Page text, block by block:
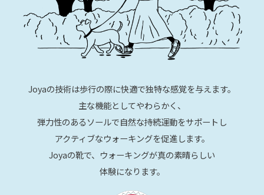
Joyaの技術は歩行の際に快適で独特な感覚を与えます。
主な機能としてやわらかく、
弾力性のあるソールで自然な持続運動をサポートし
アクティブなウォーキングを促進します。
Joyaの靴で、ウォーキングが真の素晴らしい
体験になります。